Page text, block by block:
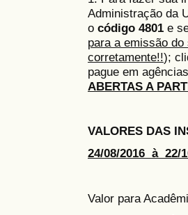
Administração da
o código 4801 e
para a emissão
corretamente!!);
pague em
ABERTAS A
VALORES DAS
24/08/2016 à 22/
Valor para